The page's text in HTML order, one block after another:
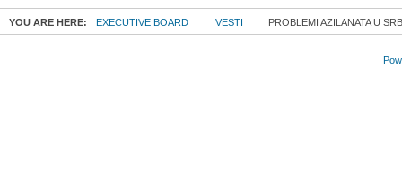
YOU ARE HERE: EXECUTIVE BOARD VESTI PROBLEMI AZILANATA U